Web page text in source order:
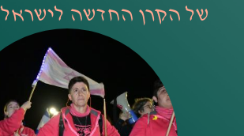
של הקרן החדשה לישראל